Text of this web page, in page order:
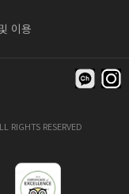
이용
RIGHTS RESERVED